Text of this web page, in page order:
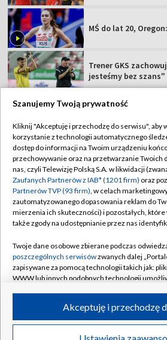
MŚ do lat 20,
Trener GKS
jesteśmy bez szans"
TVP
Abonament
Sklep TVP
Biuro Reklamy
Oferta
Emisja w TVP
Rada
Ogłoszenia
Akademia
Regulamin
Polityka
Moje zgody
Biuro reklamy
Kanały
©2026 Telewizja Polska Spółka
Szanujemy Twoją prywatność
Kliknij "Akceptuję i przechodzę do serwisu", aby
korzystanie z technologii automatycznego
dostęp do informacji na Twoim urządzeniu
przechowywanie oraz na przetwarzanie Twoich
nas, czyli Telewizję Polską S.A. w likwidacji
Zaufanych Partnerów z IAB* (1201 firm) oraz
Partnerów TVP (93 firm), w celach
zautomatyzowanego dopasowania reklam do
mierzenia ich skuteczności) i pozostałych,
także zgody na udostępnianie przez nas
Twoje dane osobowe zbierane podczas
poszczególnych serwisówzwanych dalej
zapisywane za pomocą technologii takich jak:
WWW lub innych podobnych technologii
ruchu w Internecie.
Twoje dane osobowe zbierane podczas
Akceptuję i przechodzę